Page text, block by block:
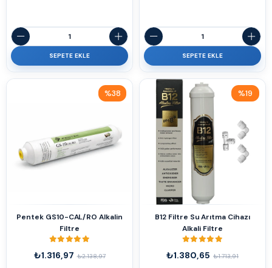
SEPETE EKLE SEPETE EKLE
Pentek GS10-CAL/RO Alkalin
Filtre
₺1.316,97 ₺2.138,97
%38
%38İndirim
B12 Filtre Su Arıtma Cihazı
Alkali Filtre
₺1.380,65 ₺1.713,91
%19
%19İndirim